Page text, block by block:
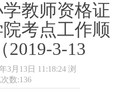
教师资格证
考点工作顺
2019-3-13
3月13日 11:18:24 浏
数:136